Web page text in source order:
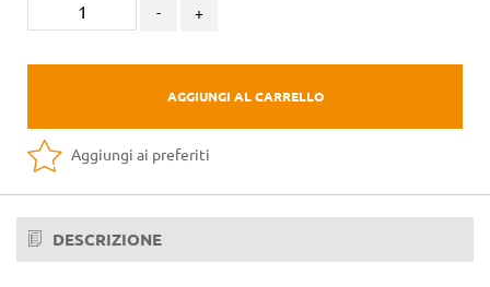
- +
AGGIUNGI AL CARRELLO
Aggiungi ai preferiti
DESCRIZIONE